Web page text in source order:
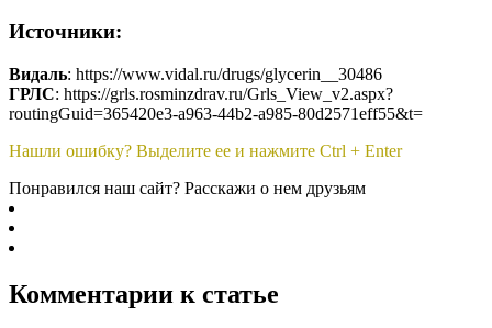
Источники:
Видаль: https://www.vidal.ru/drugs/glycerin__30486
ГРЛС: https://grls.rosminzdrav.ru/Grls_View_v2.aspx?
routingGuid=365420e3-a963-44b2-a985-80d2571eff55&t=
Нашли ошибку? Выделите ее и нажмите Ctrl + Enter
Понравился наш сайт? Расскажи о нем друзьям
Комментарии к статье